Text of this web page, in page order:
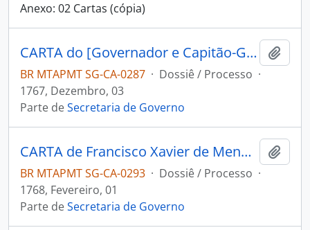
Anexo: 02 Cartas (cópia)
CARTA do [Governador e Capitão-General da Capitania de Minas Gerais] Luiz [Diogo] Lobo da Silva ao [Governador e Capitão-General da Capitania de Mato Grosso] João Pedro da Câmara.
BR MTAPMT SG-CA-0287 · Dossiê / Processo ·
1767, Dezembro, 03
Parte deSecretaria de Governo
CARTA de Francisco Xavier de Mendonça Furtado a Luís Pinto de Souza.
BR MTAPMT SG-CA-0293 · Dossiê / Processo ·
1768, Fevereiro, 01
Parte deSecretaria de Governo